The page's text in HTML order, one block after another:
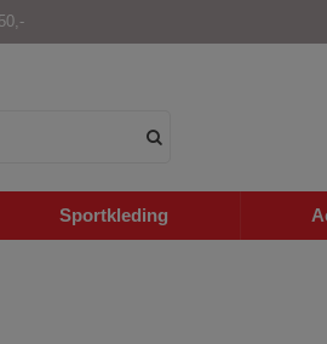
Sportkleding